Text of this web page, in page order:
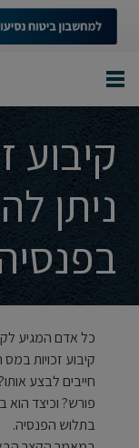
קיבוע
ניתן
כל אדם המגיע
קיבוע זכויות
חייבים לבצע
פורש? וכיצד
בתלוש הפנסיה.